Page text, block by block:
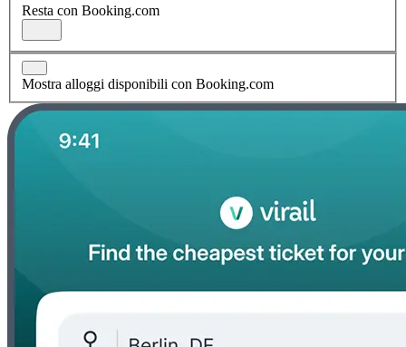
Resta con Booking.com
Mostra alloggi disponibili con Booking.com